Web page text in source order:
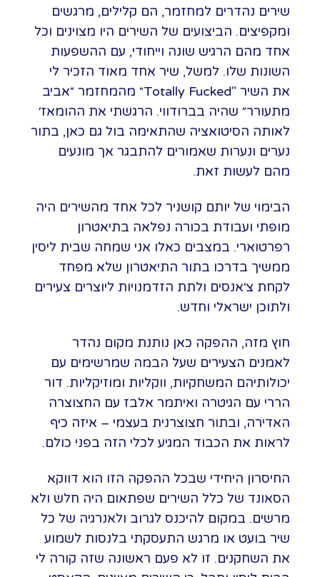
שירים נהדרים למחזמר, הם קלילים, מרגשים
ומקפיצים. הביצועים של השירים היו מצוינים וכל
אחד מהם הרגיש שונה וייחודי, עם ההשפעות
השונות שלו. למשל, שיר אחד מאוד הזכיר לי
את השיר "Totally Fucked״ מהמחזמר ״אביב
מתעורר״ שהיה בברודווי. הרגשתי את ההומאז׳
לאותה הסיטואציה שהתאימה בול גם כאן, בתור
נערים ונערות שאמורים להתבגר אך מונעים
מהם לעשות זאת.
הבימוי של יותם קושניר לכל אחד מהשירים היה
מופתי ועבודת בכורה נפלאה בתיאטרון
רפרטוארי. במצבים כאלו אני שמחה שבית ליסין
ממשיך בדרכו בתור התיאטרון שלא מפחד
לקחת צ׳אנסים ולתת הזדמנויות ליוצרים צעירים
ולתוכן ישראלי וחדש.
חוץ מזה, ההפקה כאן נותנת מקום נהדר
לאמנים הצעירים שעל הבמה שמרשימים עם
יכולותיהם המשחקיות, ווקליות ומוזיקליות. דור
הררי עם הגיטרה ואיתמר אלבז עם החצוצרה
האדירה, ובתור חצוצרנית בעצמי – איזה כיף
לראות את הכבוד המגיע לכלי הזה בפני כולם.
החיסרון היחידי שבכל ההפקה הזו הוא דווקא
הסאונד של כלל השירים שפתאום היה חלש ולא
מרשים. במקום להיכנס לגרוב ולאנרגיה של כל
שיר בועט או מרגש התעסקתי בלנסות לשמוע
את השחקנים. זו לא פעם ראשונה שזה קורה לי